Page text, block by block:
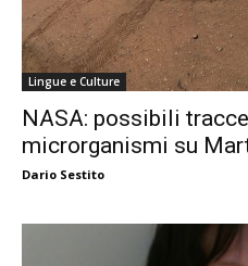
Lingue e Culture
NASA: possibili
microrganismi su
Dario Sestito